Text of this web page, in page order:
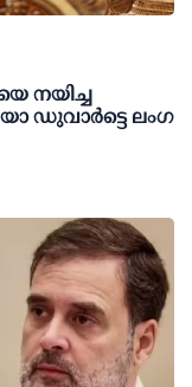
നയിച്ച
ഡുവാർട്ടെ ലംഗ